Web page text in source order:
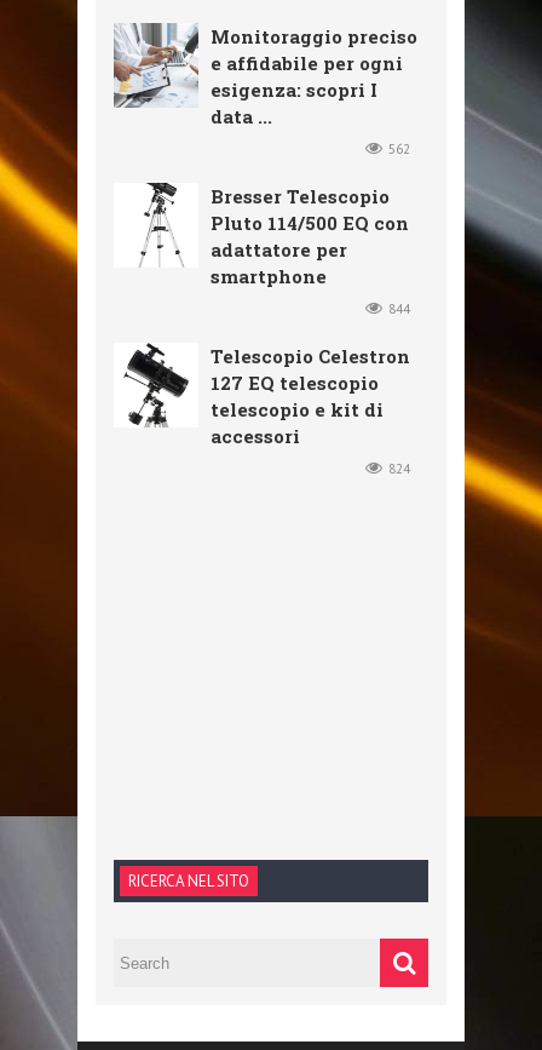
Monitoraggio preciso
e affidabile per ogni
esigenza: scopri I
data ...
562
Bresser Telescopio
Pluto 114/500 EQ con
adattatore per
smartphone
844
Telescopio Celestron
127 EQ telescopio
telescopio e kit di
accessori
824
RICERCA NEL SITO